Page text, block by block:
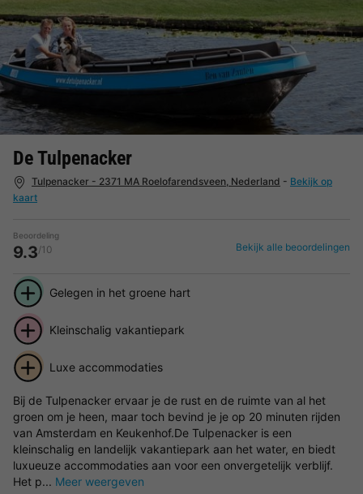
De Tulpenacker
Tulpenacker - 2371 MA Roelofarendsveen, Nederland - Bekijk op
kaart
Beoordeling
9.3/10 Bekijk alle beoordelingen
Gelegen in het groene hart
Kleinschalig vakantiepark
Luxe accommodaties
Bij de Tulpenacker ervaar je de rust en de ruimte van al het
groen om je heen, maar toch bevind je je op 20 minuten rijden
van Amsterdam en Keukenhof.De Tulpenacker is een
kleinschalig en landelijk vakantiepark aan het water, en biedt
luxueuze accommodaties aan voor een onvergetelijk verblijf.
Het p... Meer weergeven